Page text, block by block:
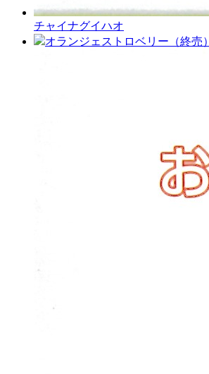
チャイナグイハオ
オランジェストロベリー（終売）